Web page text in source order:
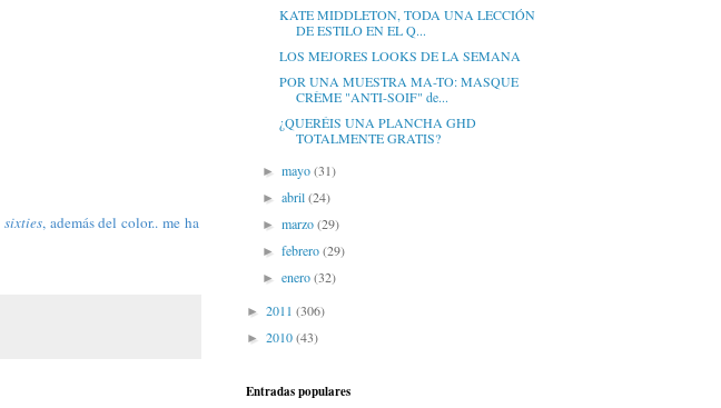
sixties, además del color.. me ha
KATE MIDDLETON, TODA UNA LECCIÓN
DE ESTILO EN EL Q...
LOS MEJORES LOOKS DE LA SEMANA
POR UNA MUESTRA MA-TO: MASQUE
CRÈME "ANTI-SOIF" de...
¿QUERÉIS UNA PLANCHA GHD
TOTALMENTE GRATIS?
►mayo(31)
►abril(24)
►marzo(29)
►febrero(29)
►enero(32)
► 2011 (306)
► 2010(43)
Entradas populares